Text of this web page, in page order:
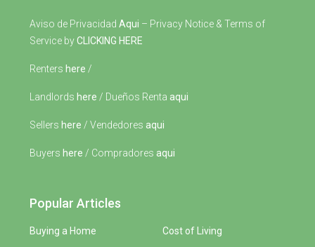
Aviso de Privacidad Aqui – Privacy Notice & Terms of
Service byCLICKING HERE
Renters here /
Landlords here / Dueños Renta aqui
Sellers here / Vendedores aqui
Buyers here / Compradores aqui
Popular Articles
Buying a Home
Cost of Living